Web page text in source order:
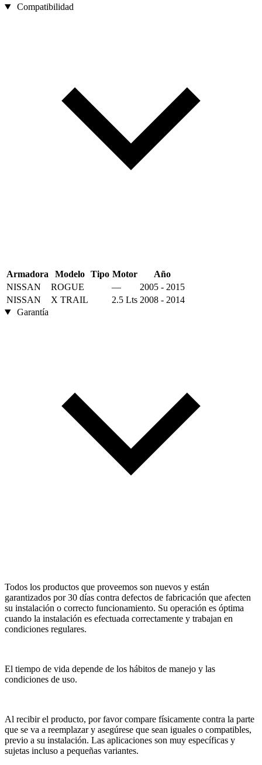
Compatibilidad
Armadora Modelo Tipo Motor
Año
NISSAN
ROGUE —
2005 - 2015
NISSAN
X TRAIL 2.5 Lts 2008 - 2014
Garantía
Todos los productos que proveemos son nuevos y están
garantizados por 30 días contra defectos de fabricación que afecten
su instalación o correcto funcionamiento. Su operación es óptima
cuando la instalación es efectuada correctamente y trabajan en
condiciones regulares.
El tiempo de vida depende de los hábitos de manejo y las
condiciones de uso.
Al recibir el producto, por favor compare físicamente contra la parte
que se va a reemplazar y asegúrese que sean iguales o compatibles,
previo a su instalación. Las aplicaciones son muy específicas y
sujetas incluso a pequeñas variantes.